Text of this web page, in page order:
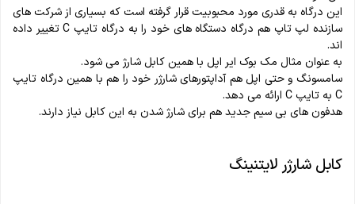
این درگاه به قدری مورد محبوبیت قرار گرفته است که بسیاری از شرکت های
سازنده لپ تاپ هم درگاه دستگاه های خود را به درگاه تایپ C تغییر داده
اند.
به عنوان مثال مک بوک ایر اپل با همین کابل شارژ می شود.
سامسونگ و حتی اپل هم آداپتورهای شارژر خود را هم با همین درگاه تایپ
C به تایپ C ارائه می دهد.
هدفون های بی سیم جدید هم برای شارژ شدن به این کابل نیاز دارند.
کابل شارژر لایتنینگ